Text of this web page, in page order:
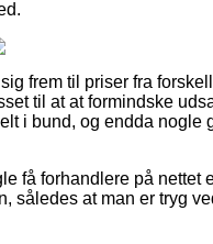
frem til priser fra
til at at formindske
i bund, og endda nogle
få forhandlere på nettet
således at man er tryg